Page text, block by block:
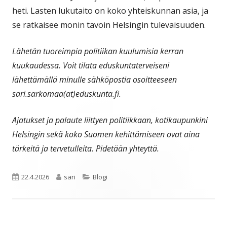
heti. Lasten lukutaito on koko yhteiskunnan asia, ja
se ratkaisee monin tavoin Helsingin tulevaisuuden.
Lähetän tuoreimpia politiikan kuulumisia kerran
kuukaudessa. Voit tilata eduskuntaterveiseni
lähettämällä minulle sähköpostia osoitteeseen
sari.sarkomaa(at)eduskunta.fi.
Ajatukset ja palaute liittyen politiikkaan, kotikaupunkini
Helsingin sekä koko Suomen kehittämiseen ovat aina
tärkeitä ja tervetulleita. Pidetään yhteyttä.
Julkaistu
22.4.2026 Kirjoittaja
sari Kategoriat
Blogi